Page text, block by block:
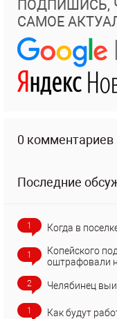
ПОДПИШИСЬ,
САМОЕ
0 комментариев
Последние
1 Когда в
1
Копейского
оштрафовали
2 Челябинец
1 Как будут